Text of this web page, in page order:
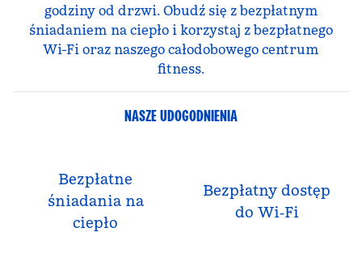
godziny od drzwi. Obudź się z bezpłatnym
śniadaniem na ciepło i korzystaj z bezpłatnego
Wi-Fi oraz naszego całodobowego centrum
fitness.
NASZE UDOGODNIENIA
Bezpłatne
śniadania na
ciepło
Bezpłatny dostęp
do Wi‑Fi